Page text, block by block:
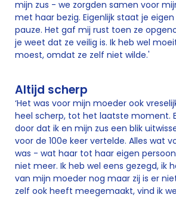
mijn zus - we zorgden samen voor
met haar bezig. Eigenlijk staat je
pauze. Het gaf mij rust toen ze
je weet dat ze veilig is. Ik heb wel
moest, omdat ze zelf niet wilde.'
Altijd scherp
‘Het was voor mijn moeder ook
heel scherp, tot het laatste moment.
door dat ik en mijn zus een blik
voor de 100e keer vertelde. Alles wat
was - wat haar tot haar eigen
niet meer. Ik heb wel eens gezegd, ik
van mijn moeder nog maar zij is er
zelf ook heeft meegemaakt, vind ik